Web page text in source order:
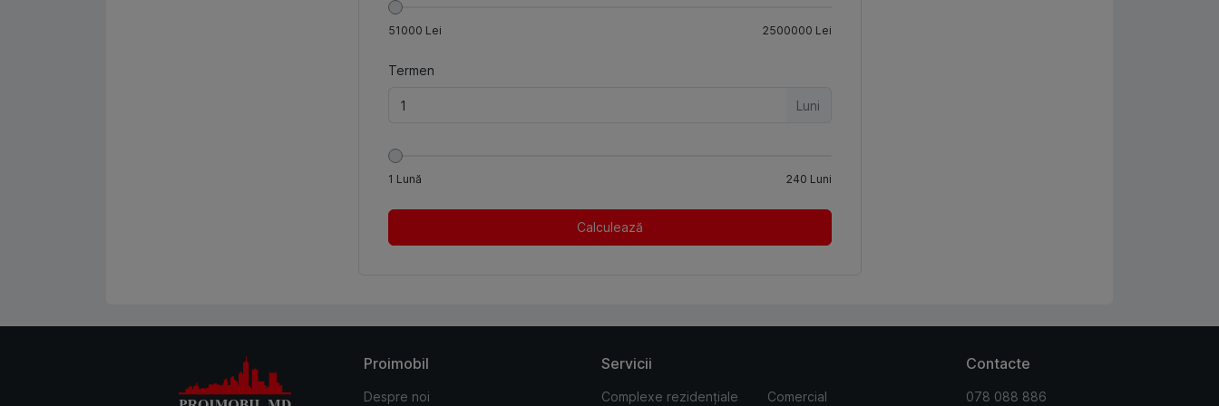
51000 Lei 2500000 Lei
Termen
Luni
1 Lună 240 Luni
Calculează
Proimobil
Despre noi
Servicii
Complexe rezidențiale Comercial
Contacte
078 088 886